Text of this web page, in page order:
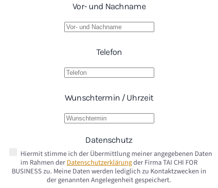
Vor- und Nachname
Telefon
Wunschtermin / Uhrzeit
Datenschutz
Hiermit stimme ich der Übermittlung meiner angegebenen Daten
im Rahmen derDatenschutzerklärungder Firma TAI CHI FOR
BUSINESS zu. Meine Daten werden lediglich zu Kontaktzwecken in
der genannten Angelegenheit gespeichert.